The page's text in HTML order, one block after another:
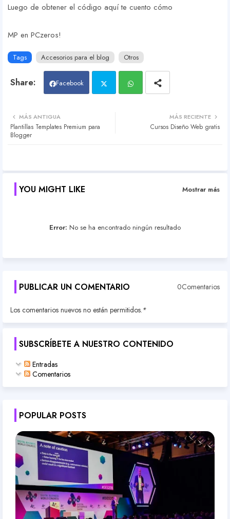
Luego de obtener el código aquí te cuento cómo
MP en PCzeros!
Tags Accesorios para el blog Otros
Facebook
MÁS RECIENTE
Cursos Diseño Web gratis
MÁS ANTIGUA
Plantillas Templates Premium para
Blogger
YOU MIGHT LIKE Mostrar más
Error: No se ha encontrado ningún resultado
PUBLICAR UN COMENTARIO 0Comentarios
Los comentarios nuevos no están permitidos.*
SUBSCRÍBETE A NUESTRO CONTENIDO
Entradas
Comentarios
POPULAR POSTS